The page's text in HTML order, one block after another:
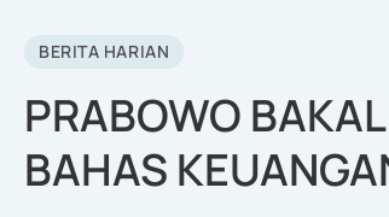
BERITA HARIAN
PRABOWO
BAHAS